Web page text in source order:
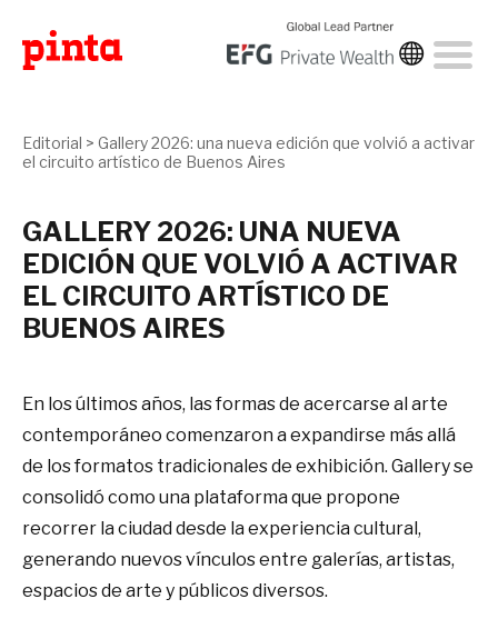
Editorial > Gallery 2026: una nueva edición que volvió a activar
el circuito artístico de Buenos Aires
GALLERY 2026: UNA NUEVA
EDICIÓN QUE VOLVIÓ A ACTIVAR
EL CIRCUITO ARTÍSTICO DE
BUENOS AIRES
En los últimos años, las formas de acercarse al arte
contemporáneo comenzaron a expandirse más allá
de los formatos tradicionales de exhibición. Gallery se
consolidó como una plataforma que propone
recorrer la ciudad desde la experiencia cultural,
generando nuevos vínculos entre galerías, artistas,
espacios de arte y públicos diversos.